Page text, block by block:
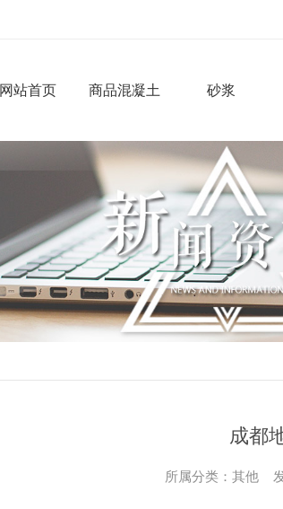
网站首页 商品混凝土 砂浆
商品混凝土
聚焦祥胜 公司头条
常见问题 时事聚焦
成都
所属分类：其他